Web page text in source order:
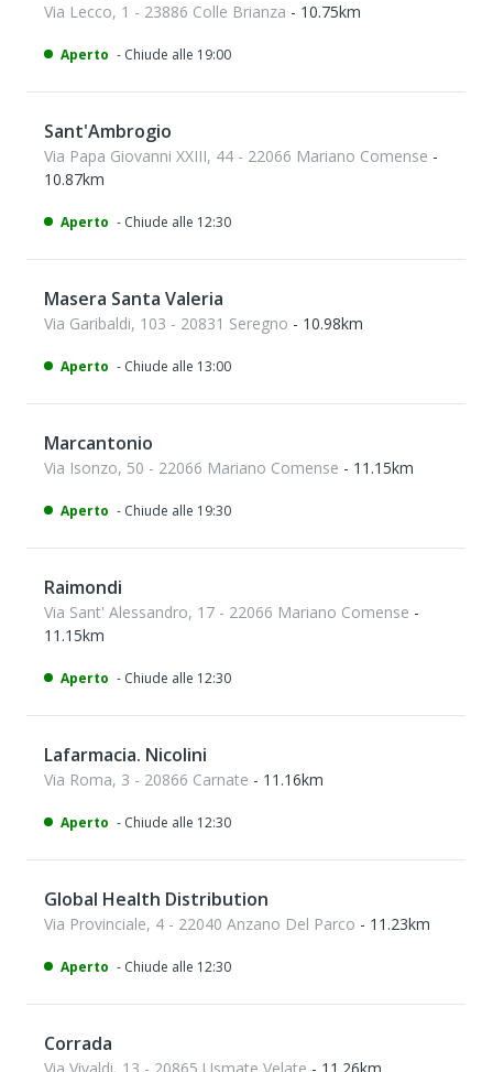
Via Lecco, 1 - 23886 Colle Brianza - 10.75km
Aperto - Chiude alle 19:00
Sant'Ambrogio
Via Papa Giovanni XXIII, 44 - 22066 Mariano Comense -
10.87km
Aperto - Chiude alle 12:30
Masera Santa Valeria
Via Garibaldi, 103 - 20831 Seregno - 10.98km
Aperto - Chiude alle 13:00
Marcantonio
Via Isonzo, 50 - 22066 Mariano Comense - 11.15km
Aperto - Chiude alle 19:30
Raimondi
Via Sant' Alessandro, 17 - 22066 Mariano Comense -
11.15km
Aperto - Chiude alle 12:30
Lafarmacia. Nicolini
Via Roma, 3 - 20866 Carnate - 11.16km
Aperto - Chiude alle 12:30
Global Health Distribution
Via Provinciale, 4 - 22040 Anzano Del Parco - 11.23km
Aperto - Chiude alle 12:30
Corrada